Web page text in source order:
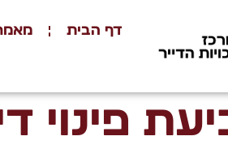
דף הבית
פינוי